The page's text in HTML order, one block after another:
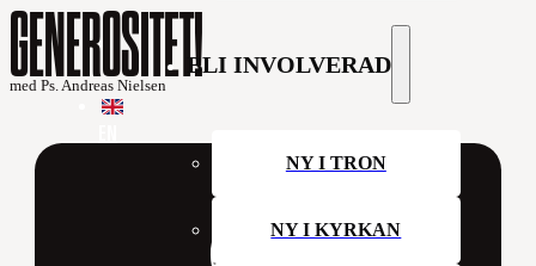
BLI INVOLVERAD
NY I TRON
NY I KYRKAN
GENEROSITET!
med Ps. Andreas Nielsen